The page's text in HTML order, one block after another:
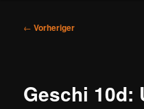
Beitragsnavigation
← Vorheriger
Geschi 10d: